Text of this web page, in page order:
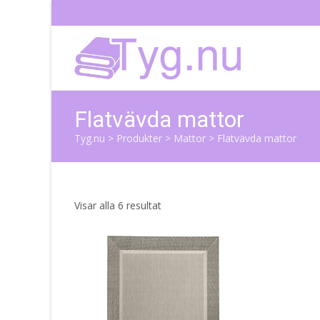
Flatvävda mattor
Tyg.nu > Produkter > Mattor > Flatvävda mattor
Visar alla 6 resultatSortera
senaste